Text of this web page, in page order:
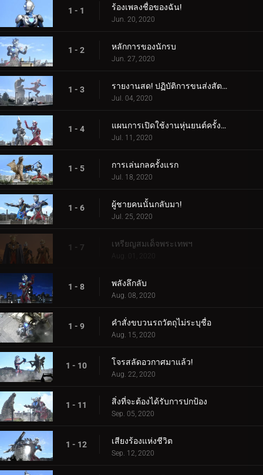
1 - 1 ร้องเพลงชื่อของฉัน!
Jun. 20, 2020
1 - 2 หลักการของนักรบ
Jun. 27, 2020
1 - 3 รายงานสด! ปฏิบัติการขนส่งสัตว์ประหลาด
Jul. 04, 2020
1 - 4 แผนการเปิดใช้งานหุ่นยนต์ครั้งที่สอง
Jul. 11, 2020
1 - 5 การเล่นกลครั้งแรก
Jul. 18, 2020
1 - 6 ผู้ชายคนนั้นกลับมา!
Jul. 25, 2020
1 - 7 เหรียญสมเด็จพระเทพฯ
Aug. 01, 2020
1 - 8 พลังลึกลับ
Aug. 08, 2020
1 - 9 คำสั่งขบวนรถวัตถุไม่ระบุชื่อ
Aug. 15, 2020
1 - 10 โจรสลัดอวกาศมาแล้ว!
Aug. 22, 2020
1 - 11 สิ่งที่จะต้องได้รับการปกป้อง
Sep. 05, 2020
1 - 12 เสียงร้องแห่งชีวิต
Sep. 12, 2020